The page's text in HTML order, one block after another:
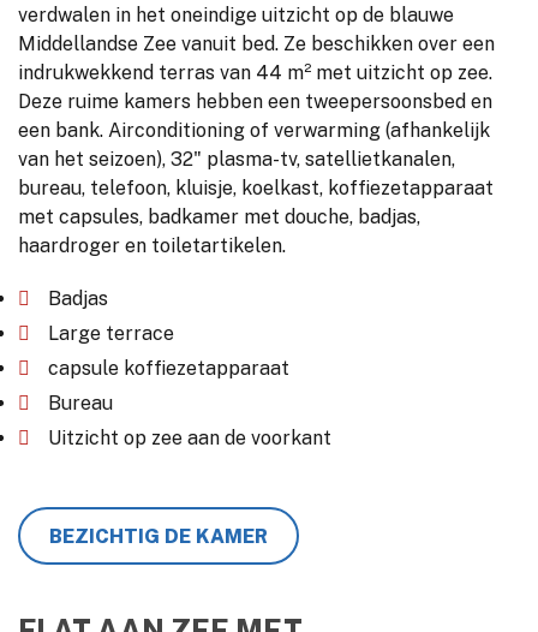
verdwalen in het oneindige uitzicht op de blauwe
Middellandse Zee vanuit bed. Ze beschikken over een
indrukwekkend terras van 44 m² met uitzicht op zee.
Deze ruime kamers hebben een tweepersoonsbed en
een bank. Airconditioning of verwarming (afhankelijk
van het seizoen), 32" plasma-tv, satellietkanalen,
bureau, telefoon, kluisje, koelkast, koffiezetapparaat
met capsules, badkamer met douche, badjas,
haardroger en toiletartikelen.
Badjas
Large terrace
capsule koffiezetapparaat
Bureau
Uitzicht op zee aan de voorkant
BEZICHTIG DE KAMER